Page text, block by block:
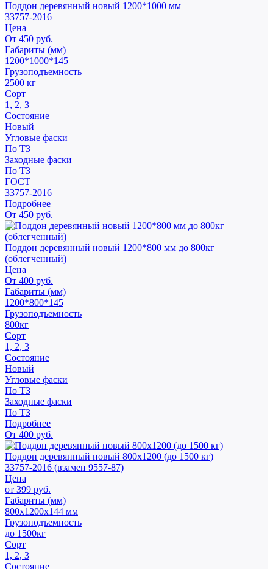
Поддон деревянный новый 1200*1000 мм
33757-2016
Цена
От 450 руб.
Габариты (мм)
1200*1000*145
Грузоподъемность
2500 кг
Сорт
1, 2, 3
Состояние
Новый
Угловые фаски
По ТЗ
Заходные фаски
По ТЗ
ГОСТ
33757-2016
Подробнее
От 450 руб.
Поддон деревянный новый 1200*800 мм до 800кг
(облегченный)
Цена
От 400 руб.
Габариты (мм)
1200*800*145
Грузоподъемность
800кг
Сорт
1, 2, 3
Состояние
Новый
Угловые фаски
По ТЗ
Заходные фаски
По ТЗ
Подробнее
От 400 руб.
Поддон деревянный новый 800х1200 (до 1500 кг)
33757-2016 (взамен 9557-87)
Цена
от 399 руб.
Габариты (мм)
800х1200х144 мм
Грузоподъемность
до 1500кг
Сорт
1, 2, 3
Состояние